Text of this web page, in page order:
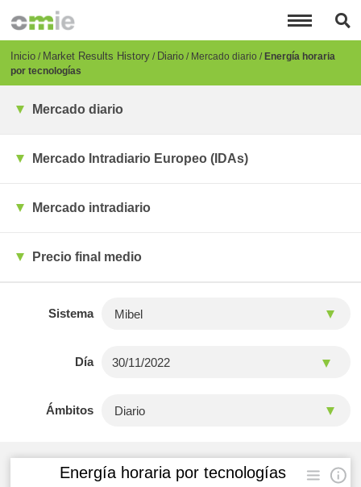
principal
Breadcrumb
Inicio Market Results History Diario Mercado diario Energía horaria
por tecnologías
Mercado diario
Mercado Intradiario Europeo (IDAs)
Mercado intradiario
Precio final medio
Sistema
Día
Ámbitos
Energía horaria por tecnologías